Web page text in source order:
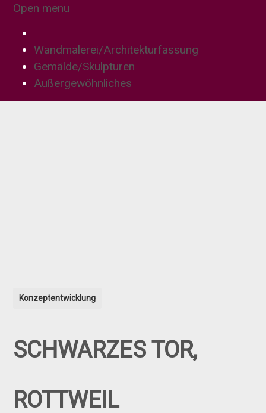
Open menu
Wandmalerei/Architekturfassung
Gemälde/Skulpturen
Außergewöhnliches
Konzeptentwicklung
SCHWARZES TOR,
ROTTWEIL